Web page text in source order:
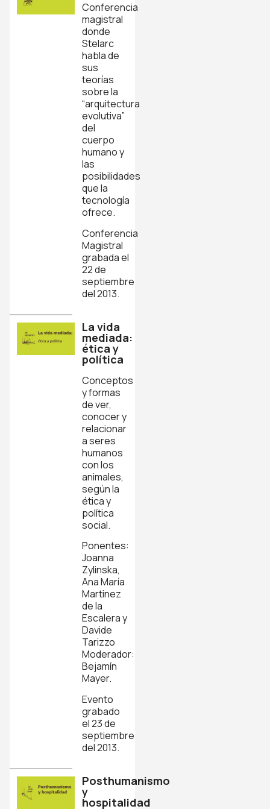
Conferencia
magistral
donde
Stelarc
habla de
sus
teorías
sobre la
“arquitectura
evolutiva”
del
cuerpo
humano y
las
posibilidades
que la
tecnología
ofrece.
Conferencia
Magistral
grabada el
22 de
septiembre
del 2013.
La vida
mediada:
ética y
política
Conceptos
y formas
de ver,
conocer y
relacionar
a seres
humanos
con los
animales,
según la
ética y
política
social.
Ponentes:
Joanna
Zylinska,
Ana María
Martinez
de la
Escalera y
Davide
Tarizzo
Moderador:
Bejamín
Mayer.
Evento
grabado
el 23 de
septiembre
del 2013.
Posthumanismo
y
hospitalidad